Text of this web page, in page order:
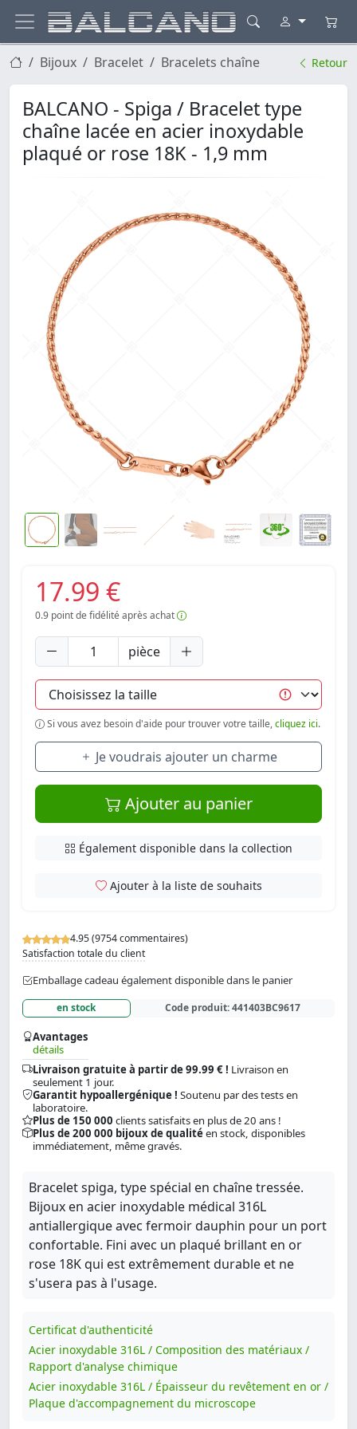
Bijoux Bracelet Bracelets chaîne Retour
BALCANO - Spiga / Bracelet type
chaîne lacée en acier inoxydable
plaqué or rose 18K - 1,9 mm
4.95 (9754 commentaires)
Satisfaction totale du client
Emballage cadeau également disponible dans le panier
en stock Code produit:441403BC9617
Avantages
détails
Livraison gratuite à partir de 99.99 € ! Livraison en
seulement 1 jour.
Garantit hypoallergénique ! Soutenu par des tests en
laboratoire.
Plus de 150 000 clients satisfaits en plus de 20 ans !
Plus de 200 000 bijoux de qualitéen stock, disponibles
immédiatement, même gravés.
17.99 €
0.9 point de fidélité après achat
pièce
Si vous avez besoin d'aide pour trouver votre taille,cliquez ici.
Je voudrais ajouter un charme
Ajouter au panier
Également disponible dans la collection
Ajouter à la liste de souhaits
Bracelet spiga, type spécial en chaîne tressée.
Bijoux en acier inoxydable médical 316L
antiallergique avec fermoir dauphin pour un port
confortable. Fini avec un plaqué brillant en or
rose 18K qui est extrêmement durable et ne
s'usera pas à l'usage.
Certificat d'authenticité
Acier inoxydable 316L / Composition des matériaux /
Rapport d'analyse chimique
Acier inoxydable 316L / Épaisseur du revêtement en or /
Plaque d'accompagnement du microscope